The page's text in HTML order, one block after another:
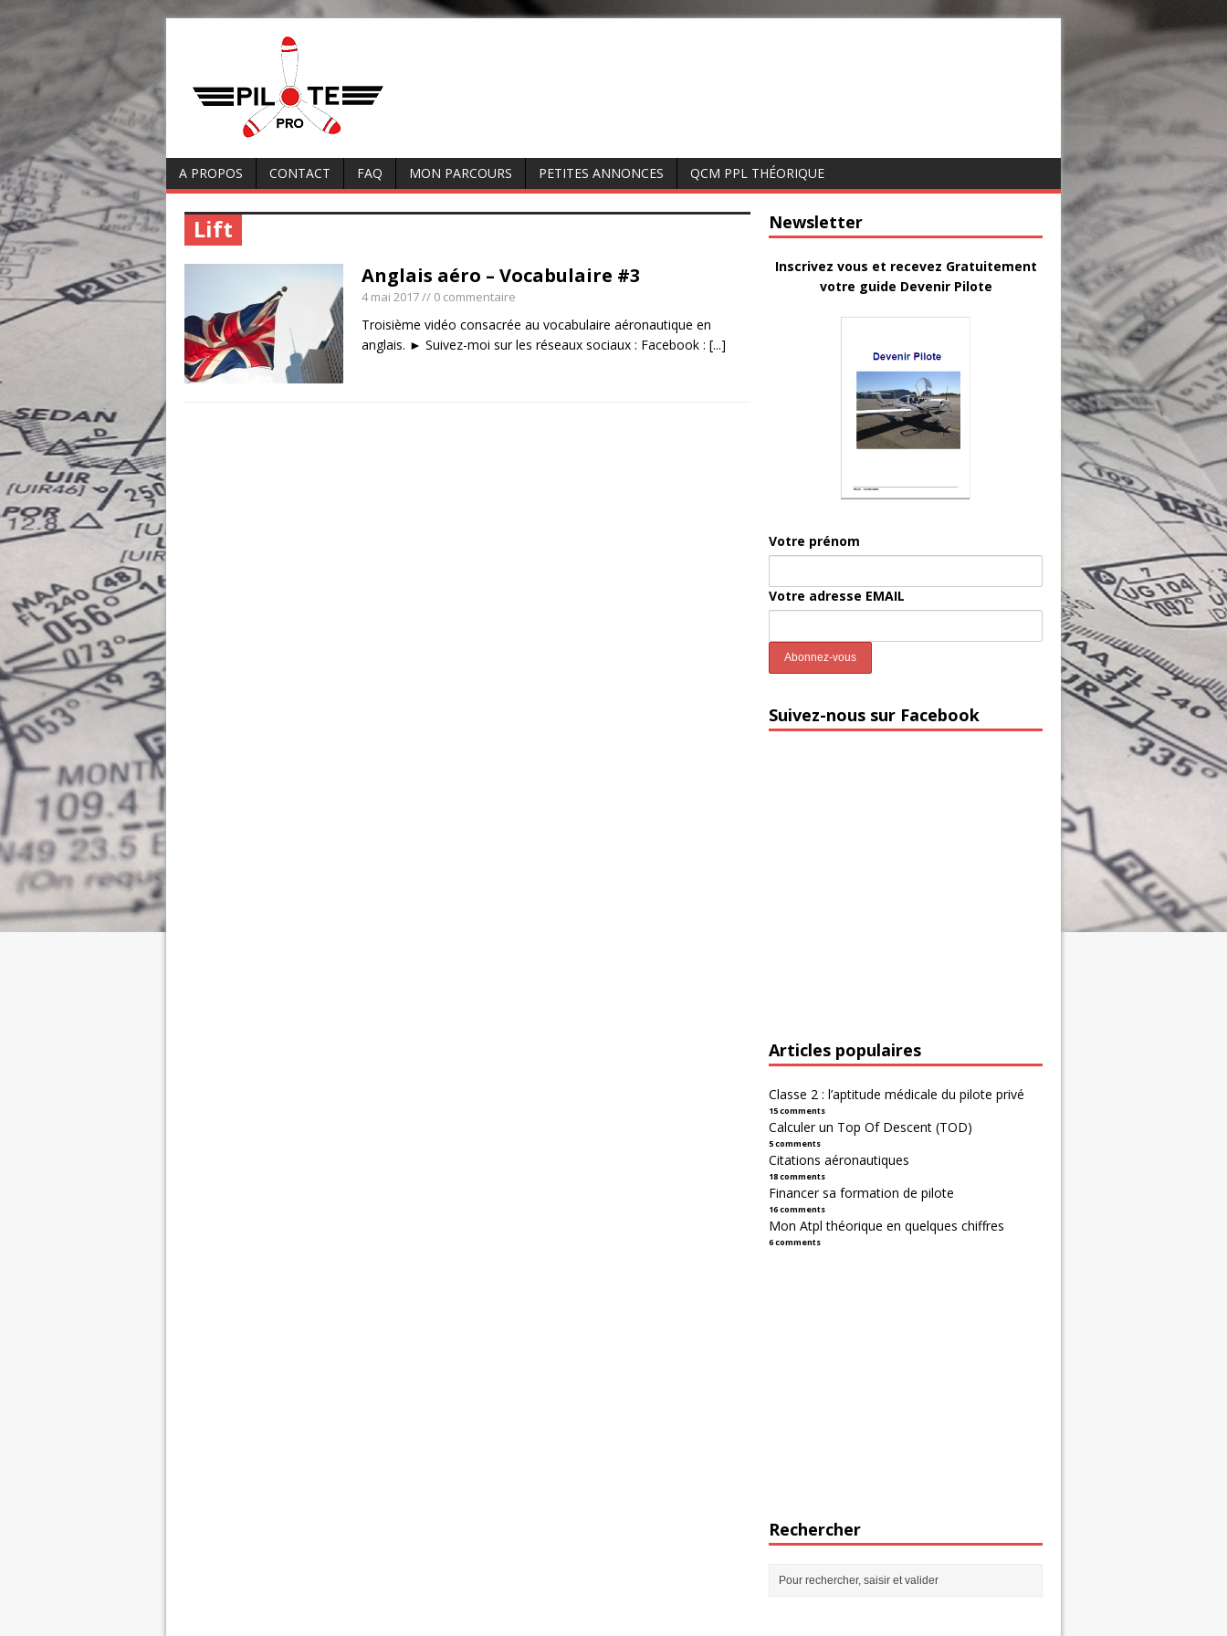
A PROPOS CONTACT FAQ MON PARCOURS PETITES ANNONCES QCM PPL THÉORIQUE
Lift
Anglais aéro – Vocabulaire #3
4 mai 2017// 0 commentaire
Troisième vidéo consacrée au vocabulaire aéronautique en
anglais. ► Suivez-moi sur les réseaux sociaux : Facebook : [...]
Newsletter
Inscrivez vous et recevez Gratuitement
votre guide Devenir Pilote
Votre prénom
Votre adresse EMAIL
Suivez-nous sur Facebook
Articles populaires
Classe 2 : l’aptitude médicale du pilote privé
15 comments
Calculer un Top Of Descent (TOD)
5 comments
Citations aéronautiques
18 comments
Financer sa formation de pilote
16 comments
Mon Atpl théorique en quelques chiffres
6 comments
Rechercher